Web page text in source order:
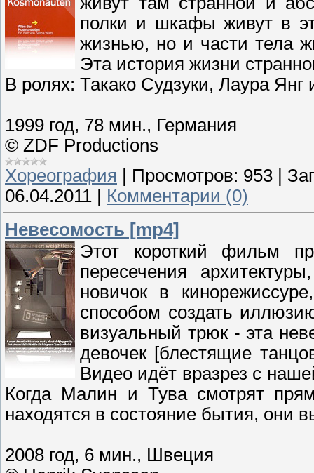
полки и шкафы живут в
жизнью, но и части тела
Эта история жизни
В ролях: Такако Судзуки, Лаура
1999 год, 78 мин., Германия
© ZDF Productions
Хореография
Просмотров: 953
06.04.2011
Комментарии (0)
Невесомость [mp4]
Этот короткий фильм
пересечения
новичок в
способом создать
визуальный трюк - эта
девочек [блестящие
Видео идёт вразрез с
Когда Малин и Тува смотрят
находятся в состояние бытия, они
2008 год, 6 мин., Швеция